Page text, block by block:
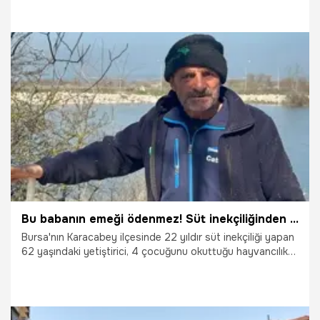
Biba, Sürmene Belediye Başkanı Hüseyin Azizoğlu, AK Parti
Yerel Yönetimler Başkan Yardımcısı Recep Altepe ve
vatandaşlar stantlara büyük ilgi gösterdi.
2.05.2026 Vatan TV
Bu babanın emeği ödenmez! Süt inekçiliğinden dört çocuğunu büyüterek üniversitede okuttu
Bursa'nın Karacabey ilçesinde 22 yıldır süt inekçiliği yapan
62 yaşındaki yetiştirici, 4 çocuğunu okuttuğu hayvancılıkta